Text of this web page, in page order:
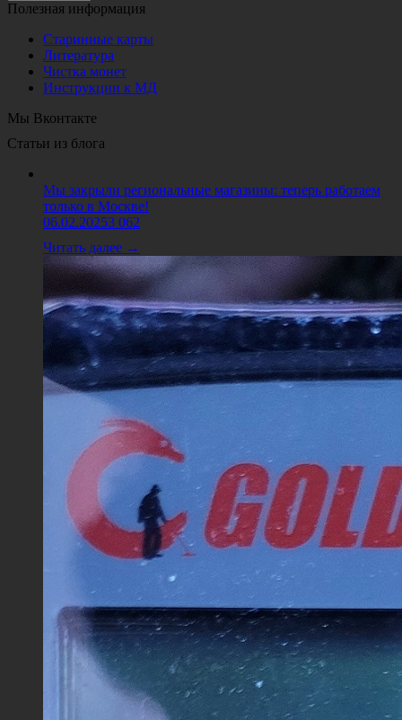
Полезная информация
Старинные карты
Литература
Чистка монет
Инструкции к МД
Мы Вконтакте
Статьи из блога
Мы закрыли региональные магазины: теперь работаем
только в Москве!
06.02.20253 062
Читать далее →